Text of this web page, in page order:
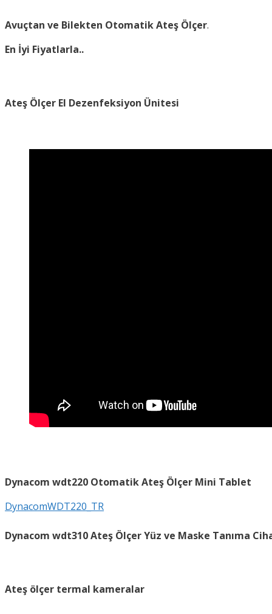
Avuçtan ve Bilekten Otomatik Ateş Ölçer.
En İyi Fiyatlarla..
Ateş Ölçer El Dezenfeksiyon Ünitesi
Dynacom wdt220 Otomatik Ateş Ölçer Mini Tablet
DynacomWDT220_TR
Dynacom wdt310 Ateş Ölçer Yüz ve Maske Tanıma
Ateş ölçer termal kameralar